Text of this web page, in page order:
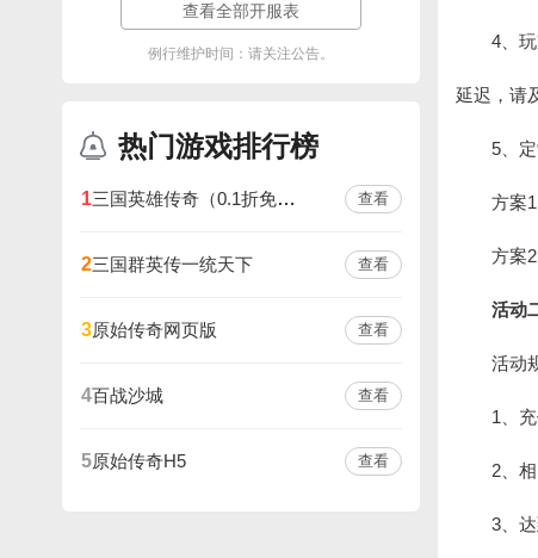
查看全部开服表
例行维护时间：请关注公告。
热门游戏排行榜
1 三国英雄传奇（0.1折免费版） 查看
2三国群英传一统天下 查看
3原始传奇网页版 查看
4百战沙城 查看
5原始传奇H5 查看
4、
延迟，请
5、
方案
方案
活动
活动
1、
2、
3、